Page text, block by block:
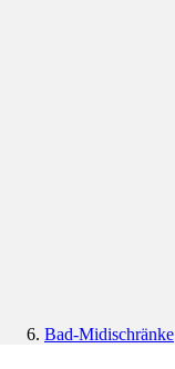
Bad-Midischränke